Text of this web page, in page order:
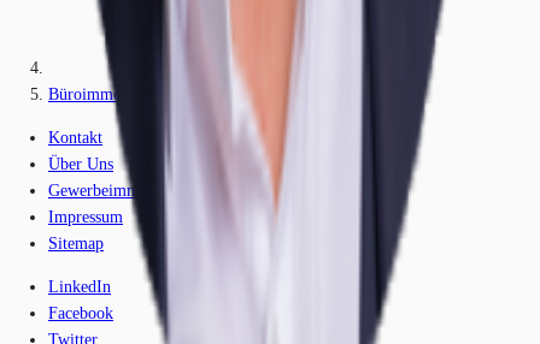
Büroimmobilie - Hamburg, Bergedorf - H1900
Kontakt
Über Uns
Gewerbeimmobilien-Lexikon
Impressum
Sitemap
LinkedIn
Facebook
Twitter